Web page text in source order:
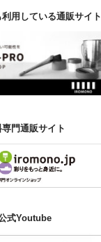
用している通販サイト
門通販サイト
式Youtube